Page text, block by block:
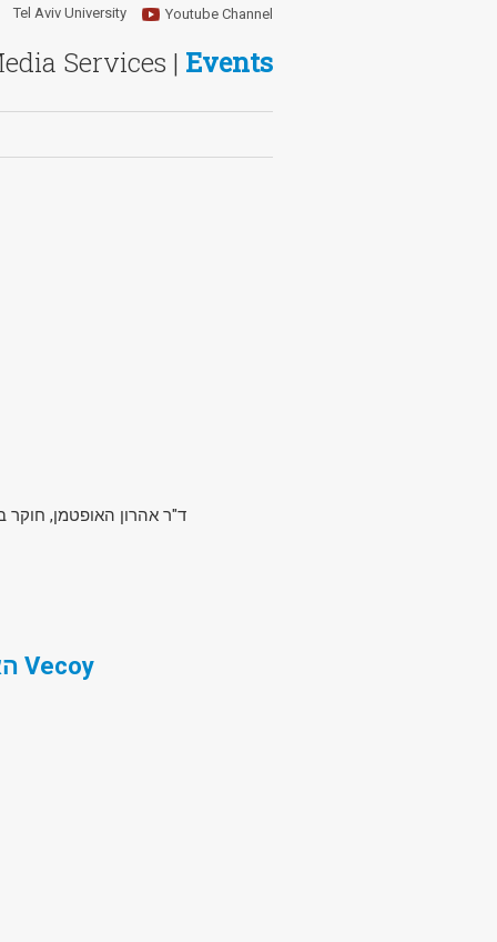
Services | Events
Youtube Channel
Tel Aviv University
ד"ר אהרון האופטמן, חוקר
האויב הבלתי נראה- הסכנה הויראלית וטכנולוגית Vecoy